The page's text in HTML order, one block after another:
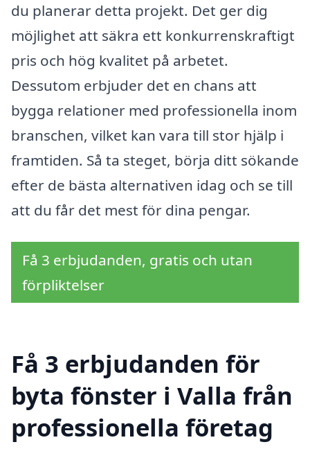
du planerar detta projekt. Det ger dig
möjlighet att säkra ett konkurrenskraftigt
pris och hög kvalitet på arbetet.
Dessutom erbjuder det en chans att
bygga relationer med professionella inom
branschen, vilket kan vara till stor hjälp i
framtiden. Så ta steget, börja ditt sökande
efter de bästa alternativen idag och se till
att du får det mest för dina pengar.
Få 3 erbjudanden, gratis och utan
förpliktelser
Få 3 erbjudanden för
byta fönster i Valla från
professionella företag